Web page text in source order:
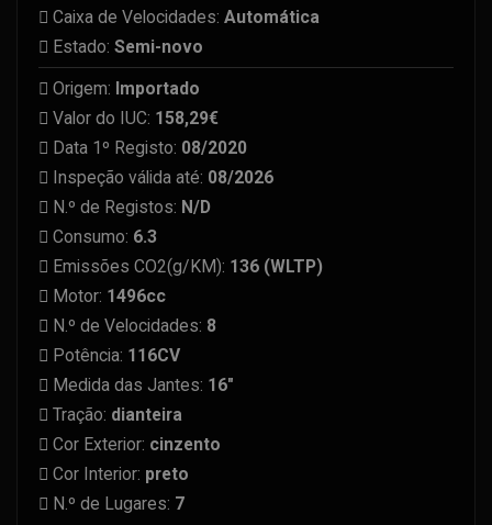
Caixa de Velocidades: Automática
Estado: Semi-novo
Origem: Importado
Valor do IUC: 158,29€
Data 1º Registo: 08/2020
Inspeção válida até: 08/2026
N.º de Registos: N/D
Consumo: 6.3
Emissões CO2(g/KM): 136 (WLTP)
Motor: 1496cc
N.º de Velocidades: 8
Potência: 116CV
Medida das Jantes: 16"
Tração: dianteira
Cor Exterior: cinzento
Cor Interior: preto
N.º de Lugares: 7